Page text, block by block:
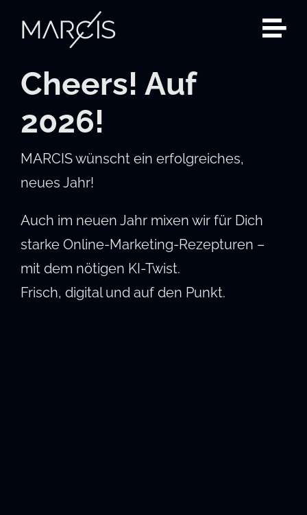
Inhalt
springen
Cheers! Auf
2026!
MARCIS wünscht ein erfolgreiches,
neues Jahr!
Auch im neuen Jahr mixen wir für Dich
starke Online-Marketing-Rezepturen –
mit dem nötigen KI-Twist.
Frisch, digital und auf den Punkt.